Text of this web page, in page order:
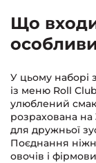
Що
У цьому наборі
із меню Roll
улюблений смак.
розрахована на
для дружньої
Поєднання
овочів і